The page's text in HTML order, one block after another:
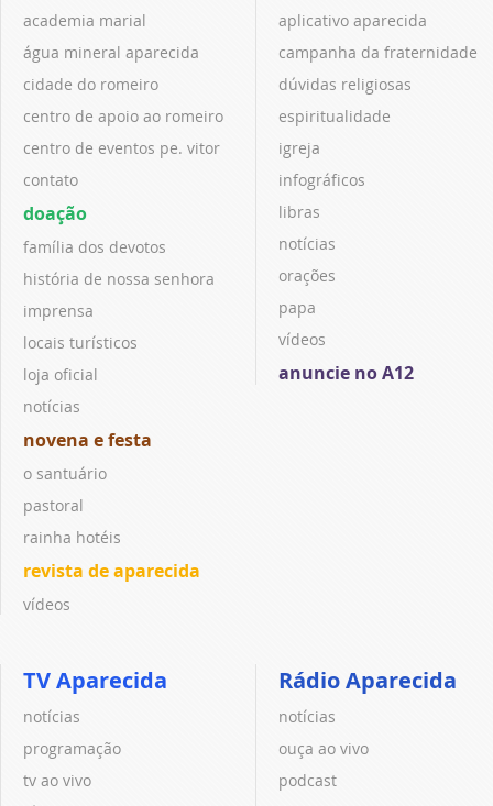
academia marial
água mineral aparecida
cidade do romeiro
centro de apoio ao romeiro
centro de eventos pe. vitor
contato
doação
família dos devotos
história de nossa senhora
imprensa
locais turísticos
loja oficial
notícias
novena e festa
o santuário
pastoral
rainha hotéis
revista de aparecida
vídeos
aplicativo aparecida
campanha da fraternidade
dúvidas religiosas
espiritualidade
igreja
infográficos
libras
notícias
orações
papa
vídeos
anuncie no A12
TV Aparecida
notícias
programação
tv ao vivo
Rádio Aparecida
notícias
ouça ao vivo
podcast